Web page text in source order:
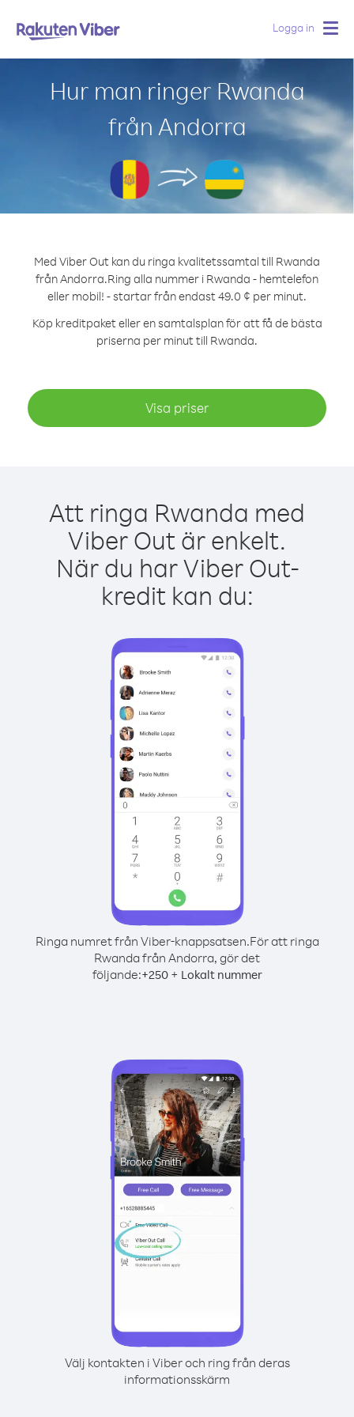
Logga in
Hur man ringer Rwanda
från Andorra
Med Viber Out kan du ringa kvalitetssamtal till Rwanda
från Andorra.Ring alla nummer i Rwanda - hemtelefon
eller mobil! - startar från endast 49.0 ¢ per minut.
Köp kreditpaket eller en samtalsplan för att få de bästa
priserna per minut till Rwanda.
Visa priser
Att ringa Rwanda med
Viber Out är enkelt.
När du har Viber Out-
kredit kan du:
Ringa numret från Viber-knappsatsen.För att ringa
Rwanda från Andorra, gör det
följande:+250+ Lokalt nummer
Välj kontakten i Viber och ring från deras
informationsskärm